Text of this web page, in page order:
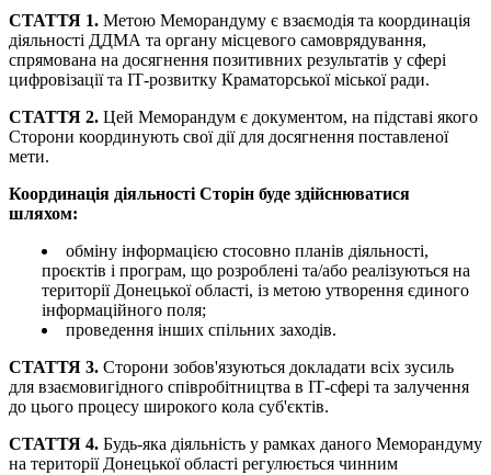
СТАТТЯ 1. Метою Меморандуму є взаємодія та координація
діяльності ДДМА та органу місцевого самоврядування,
спрямована на досягнення позитивних результатів у сфері
цифровізації та ІТ-розвитку Краматорської міської ради.
СТАТТЯ 2. Цей Меморандум є документом, на підставі якого
Сторони координують свої дії для досягнення поставленої
мети.
Координація діяльності Сторін буде здійснюватися
шляхом:
обміну інформацією стосовно планів діяльності,
проєктів і програм, що розроблені та/або реалізуються на
території Донецької області, із метою утворення єдиного
інформаційного поля;
проведення інших спільних заходів.
СТАТТЯ 3. Сторони зобов'язуються докладати всіх зусиль
для взаємовигідного співробітництва в ІТ-сфері та залучення
до цього процесу широкого кола суб'єктів.
СТАТТЯ 4. Будь-яка діяльність у рамках даного Меморандуму
на території Донецької області регулюється чинним